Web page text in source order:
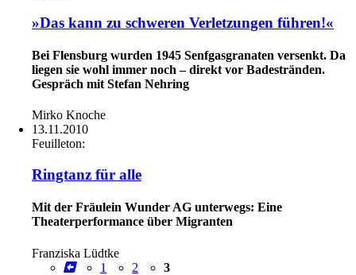
»Das kann zu schweren Verletzungen führen!«
Bei Flensburg wurden 1945 Senfgasgranaten versenkt. Da
liegen sie wohl immer noch – direkt vor Badestränden.
Gespräch mit Stefan Nehring
Mirko Knoche
13.11.2010
Feuilleton:
Ringtanz für alle
Mit der Fräulein Wunder AG unterwegs: Eine
Theaterperformance über Migranten
Franziska Lüdtke
1
2 3